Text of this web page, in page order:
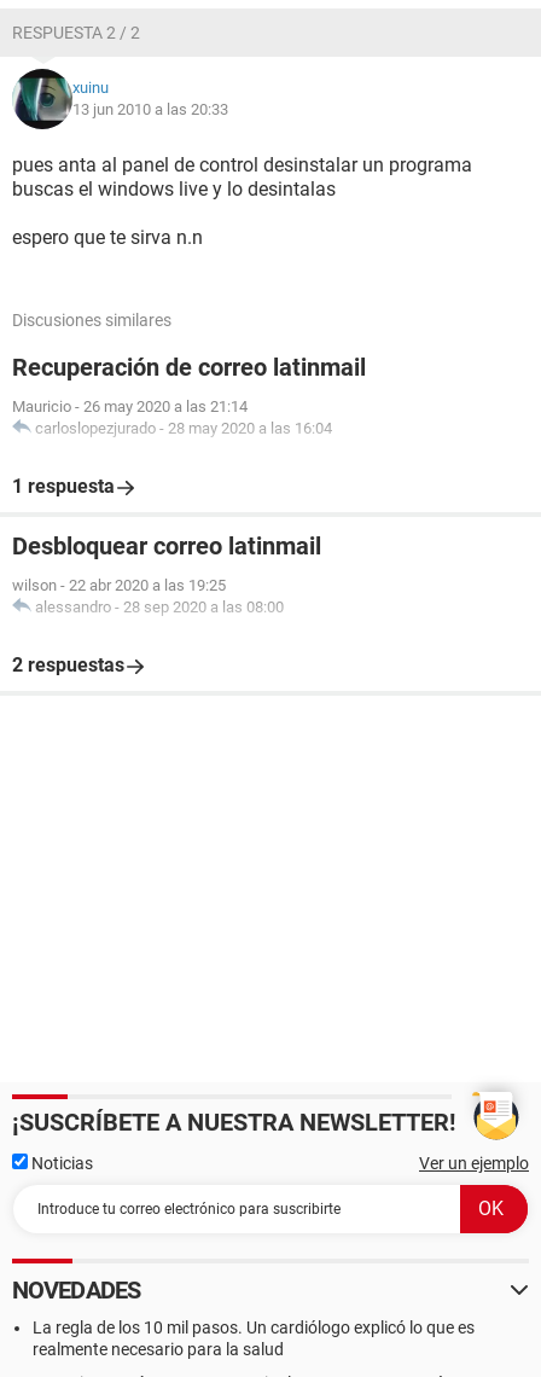
RESPUESTA 2 / 2
xuinu
13 jun 2010 a las 20:33
pues anta al panel de control desinstalar un programa
buscas el windows live y lo desintalas
espero que te sirva n.n
Discusiones similares
Recuperación de correo latinmail
Mauricio - 26 may 2020 a las 21:14
carloslopezjurado - 28 may 2020 a las 16:04
1 respuesta
Desbloquear correo latinmail
wilson - 22 abr 2020 a las 19:25
alessandro - 28 sep 2020 a las 08:00
2 respuestas
¡SUSCRÍBETE A NUESTRA NEWSLETTER!
Noticias Ver un ejemplo
NOVEDADES
La regla de los 10 mil pasos. Un cardiólogo explicó lo que es
realmente necesario para la salud